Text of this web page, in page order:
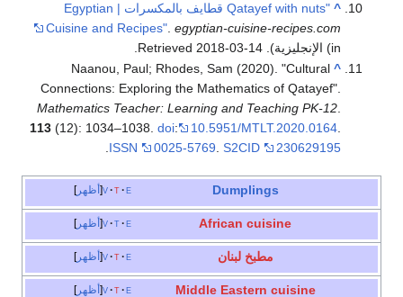
^
"Qatayef with nuts قطايف بالمكسرات | Egyptian
Cuisine and Recipes" .egyptian-cuisine-recipes.com
(in الإنجليزية)
. Retrieved
2018-03-14
^
Naanou, Paul; Rhodes, Sam (2020). "Cultural
Connections: Exploring the Mathematics of Qatayef".
Mathematics Teacher: Learning and Teaching PK-12.
113 (12): 1034–1038.doi: 10.5951/MTLT.2020.0164.
ISSN
0025-5769.S2CID 230629195
.
أظهر v t e Dumplings
أظهر v t e African cuisine
أظهر v t e مطبخ لبنان
أظهر v t e Middle Eastern cuisine